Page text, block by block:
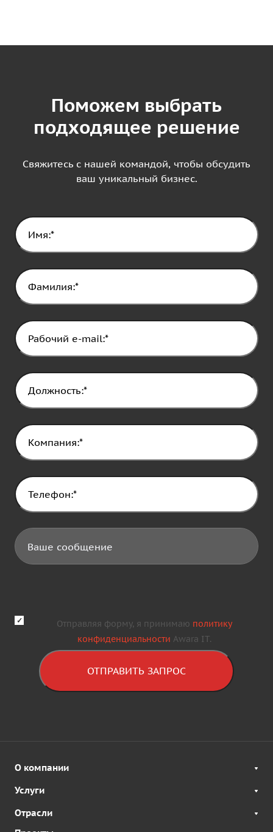
Поможем выбрать
подходящее решение
Свяжитесь с нашей командой, чтобы обсудить
ваш уникальный бизнес.
Отправляя форму, я принимаю политику
конфиденциальности Awara IT.
ОТПРАВИТЬ ЗАПРОС
О компании
Услуги
Отрасли